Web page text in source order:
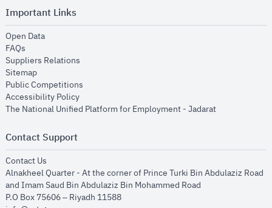
Important Links
Open Dataopens in new window
FAQs
Suppliers Relations
Sitemapopens in new window
Public Competitions
Accessibility Policyopens in new window
The National Unified Platform for Employment - Jadaratopens in new
Contact Support
Contact Us
Alnakheel Quarter - At the corner of Prince Turki Bin Abdulaziz Road
and Imam Saud Bin Abdulaziz Bin Mohammed Road​
P.O Box 75606 – Riyadh 11588